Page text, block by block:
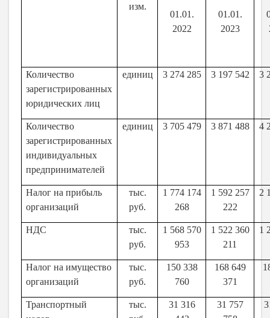
изм.
01.01.
2022
01.01.
2023
Количество
зарегистрированных
юридических лиц
единиц 3 274 285 3 197 542 3
Количество
зарегистрированных
индивидуальных
предпринимателей
единиц 3 705 479 3 871 488 4
Налог на прибыль
организаций
тыс.
руб.
1 774 174
268
1 592 257
222
2
НДС
тыс.
руб.
1 568 570
953
1 522 360
211
1
Налог на имущество
организаций
тыс.
руб.
150 338
760
168 649
371
Транспортный
тыс.
31 316
31 757